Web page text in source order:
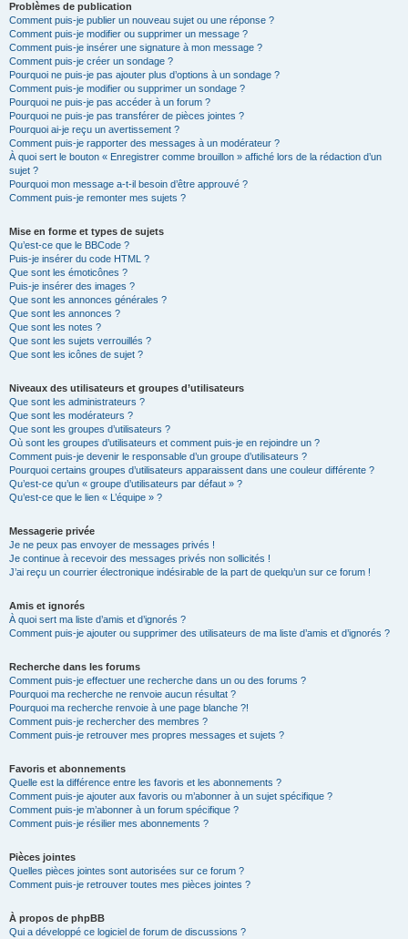
Problèmes de publication
Comment puis-je publier un nouveau sujet ou une réponse ?
Comment puis-je modifier ou supprimer un message ?
Comment puis-je insérer une signature à mon message ?
Comment puis-je créer un sondage ?
Pourquoi ne puis-je pas ajouter plus d’options à un sondage ?
Comment puis-je modifier ou supprimer un sondage ?
Pourquoi ne puis-je pas accéder à un forum ?
Pourquoi ne puis-je pas transférer de pièces jointes ?
Pourquoi ai-je reçu un avertissement ?
Comment puis-je rapporter des messages à un modérateur ?
À quoi sert le bouton « Enregistrer comme brouillon » affiché lors de la rédaction d’un
sujet ?
Pourquoi mon message a-t-il besoin d’être approuvé ?
Comment puis-je remonter mes sujets ?
Mise en forme et types de sujets
Qu’est-ce que le BBCode ?
Puis-je insérer du code HTML ?
Que sont les émoticônes ?
Puis-je insérer des images ?
Que sont les annonces générales ?
Que sont les annonces ?
Que sont les notes ?
Que sont les sujets verrouillés ?
Que sont les icônes de sujet ?
Niveaux des utilisateurs et groupes d’utilisateurs
Que sont les administrateurs ?
Que sont les modérateurs ?
Que sont les groupes d’utilisateurs ?
Où sont les groupes d’utilisateurs et comment puis-je en rejoindre un ?
Comment puis-je devenir le responsable d’un groupe d’utilisateurs ?
Pourquoi certains groupes d’utilisateurs apparaissent dans une couleur différente ?
Qu’est-ce qu’un « groupe d’utilisateurs par défaut » ?
Qu’est-ce que le lien « L’équipe » ?
Messagerie privée
Je ne peux pas envoyer de messages privés !
Je continue à recevoir des messages privés non sollicités !
J’ai reçu un courrier électronique indésirable de la part de quelqu’un sur ce forum !
Amis et ignorés
À quoi sert ma liste d’amis et d’ignorés ?
Comment puis-je ajouter ou supprimer des utilisateurs de ma liste d’amis et d’ignorés ?
Recherche dans les forums
Comment puis-je effectuer une recherche dans un ou des forums ?
Pourquoi ma recherche ne renvoie aucun résultat ?
Pourquoi ma recherche renvoie à une page blanche ?!
Comment puis-je rechercher des membres ?
Comment puis-je retrouver mes propres messages et sujets ?
Favoris et abonnements
Quelle est la différence entre les favoris et les abonnements ?
Comment puis-je ajouter aux favoris ou m’abonner à un sujet spécifique ?
Comment puis-je m’abonner à un forum spécifique ?
Comment puis-je résilier mes abonnements ?
Pièces jointes
Quelles pièces jointes sont autorisées sur ce forum ?
Comment puis-je retrouver toutes mes pièces jointes ?
À propos de phpBB
Qui a développé ce logiciel de forum de discussions ?